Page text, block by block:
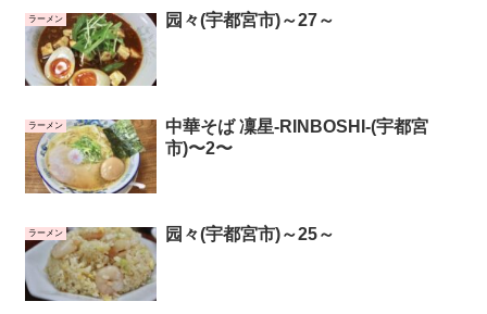
ラーメン 园々(宇都宮市)～27～
ラーメン
中華そば 凜星-RINBOSHI-(宇都宮
市)〜2〜
ラーメン 园々(宇都宮市)～25～